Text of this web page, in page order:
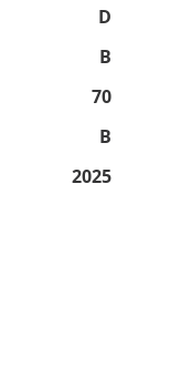
D
B
70
B
2025